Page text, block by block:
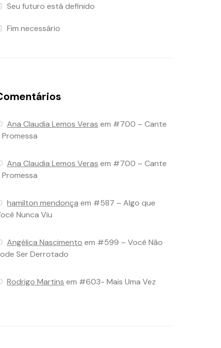
Seu futuro está definido
Fim necessário
Ana Claudia Lemos Veras em #700 – Cante
Promessa
Ana Claudia Lemos Veras em #700 – Cante
Promessa
hamilton mendonça em #587 – Algo que
Nunca Viu
Angélica Nascimento em #599 – Você Não
Ser Derrotado
Rodrigo Martins em #603- Mais Uma Vez